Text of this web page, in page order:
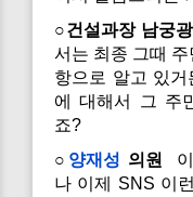
○건설과장 남궁광
서는 최종 그때
항으로 알고 있
에 대해서 그 주
죠?
○ 양재성 의원
이
나 이제 SNS 이